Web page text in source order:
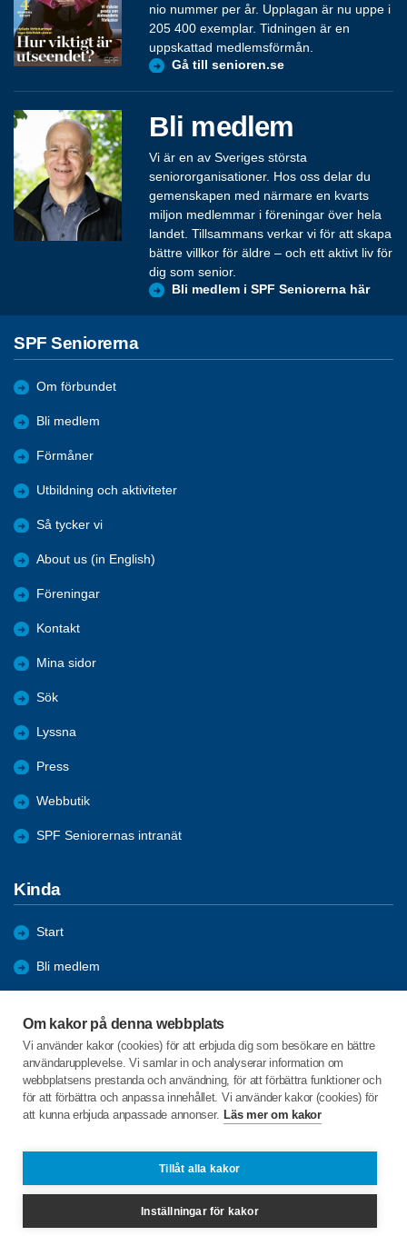
Om kakor på denna webbplats
Vi använder kakor (cookies) för att erbjuda dig som besökare en bättre
användarupplevelse. Vi samlar in och analyserar information om
webbplatsens prestanda och användning, för att förbättra funktioner och
för att förbättra och anpassa innehållet. Vi använder kakor (cookies) för
att kunna erbjuda anpassade annonser. Läs mer om kakor
Tillåt alla kakor
Inställningar för kakor
nio nummer per år. Upplagan är nu uppe i
205 400 exemplar. Tidningen är en
uppskattad medlemsförmån.
Gå till senioren.se
Bli medlem
Vi är en av Sveriges största
seniororganisationer. Hos oss delar du
gemenskapen med närmare en kvarts
miljon medlemmar i föreningar över hela
landet. Tillsammans verkar vi för att skapa
bättre villkor för äldre – och ett aktivt liv för
dig som senior.
Bli medlem i SPF Seniorerna här
SPF Seniorerna
Om förbundet
Bli medlem
Förmåner
Utbildning och aktiviteter
Så tycker vi
About us (in English)
Föreningar
Kontakt
Mina sidor
Sök
Lyssna
Press
Webbutik
SPF Seniorernas intranät
Kinda
Start
Bli medlem
Aktiviteter
Bildgalleri
C/o:Rune Larsson